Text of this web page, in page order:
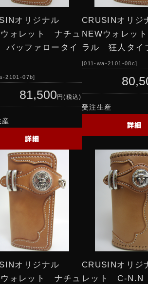
オリジナル
ォレット ナチュ
ッファロータイ
2101-07b
81,500円(税込)
産
詳細
CRUSINオリ
NEWウォレッ
ラル 狂人タイ
011-wa-2101-08c
受注生産
詳細
オリジナル
ウォレット ナチュ
CRUSINオリジ
レット C-N.N